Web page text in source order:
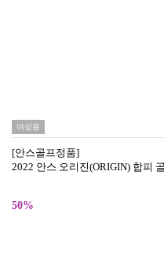
여성용
[안스골프정품]
2022 안스 오리진(ORIGIN) 합피
50%